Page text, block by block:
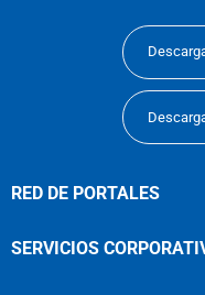
RED DE PORTALES
SERVICIOS